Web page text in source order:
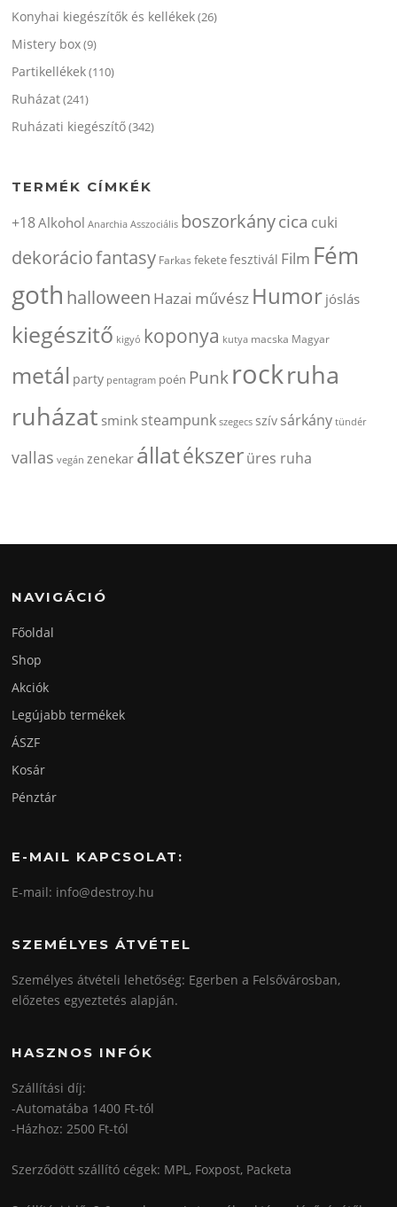
Konyhai kiegészítők és kellékek(26)
Mistery box(9)
Partikellékek(110)
Ruházat(241)
Ruházati kiegészítő(342)
TERMÉK CÍMKÉK
+18Alkohol Anarchia Asszociális boszorkánycica cuki
dekoráciofantasy Farkas feketefesztivál Film Fém
goth halloween Hazai művész Humor jóslás
kiegészitő kigyó koponya kutya macska Magyar
metál party pentagram poén Punkrockruha
ruházat smink steampunk szegecs szív sárkány tündér
vallas vegán zenekar állatékszerüres ruha
NAVIGÁCIÓ
Főoldal
Shop
Akciók
Legújabb termékek
ÁSZF
Kosár
Pénztár
E-MAIL KAPCSOLAT:
E-mail: info@destroy.hu
SZEMÉLYES ÁTVÉTEL
Személyes átvételi lehetőség: Egerben a Felsővárosban,
előzetes egyeztetés alapján.
HASZNOS INFÓK
Szállítási díj:
-Automatába 1400 Ft-tól
-Házhoz: 2500 Ft-tól
Szerződött szállító cégek: MPL, Foxpost, Packeta